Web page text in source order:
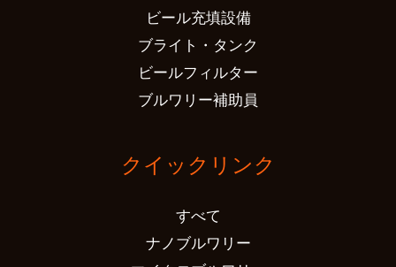
ビール充填設備
ブライト・タンク
ビールフィルター
ブルワリー補助員
クイックリンク
すべて
ナノブルワリー